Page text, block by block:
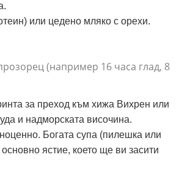
или цедено мляко с орехи.
(например 16 часа глад, 8
за преход към хижа Вихрен или
и надморската височина.
Богата супа (пилешка или
ястие, което ще ви засити